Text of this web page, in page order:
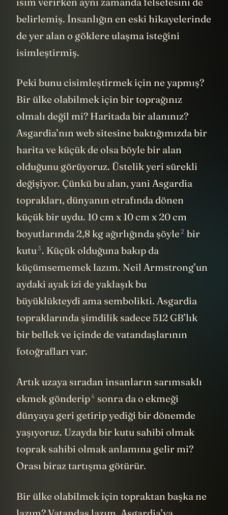
belirlemiş. İnsanlığın en eski hikayelerinde
de yer alan o göklere ulaşma isteğini
isimleştirmiş.
Peki bunu cisimleştirmek için ne yapmış?
Bir ülke olabilmek için bir toprağınız
olmalı değil mi? Haritada bir alanınız?
Asgardia’nın web sitesine baktığımızda bir
harita ve küçük de olsa böyle bir alan
olduğunu görüyoruz. Üstelik yeri sürekli
değişiyor. Çünkü bu alan, yani Asgardia
toprakları, dünyanın etrafında dönen
küçük bir uydu. 10 cm x 10 cm x 20 cm
boyutlarında 2,8 kg ağırlığında şöyle 2 bir
kutu3. Küçük olduğuna bakıp da
küçümsememek lazım. Neil Armstrong’un
aydaki ayak izi de yaklaşık bu
büyüklükteydi ama sembolikti. Asgardia
topraklarında şimdilik sadece 512 GB’lık
bir bellek ve içinde de vatandaşlarının
fotoğrafları var.
Artık uzaya sıradan insanların sarımsaklı
ekmek gönderip4 sonra da o ekmeği
dünyaya geri getirip yediği bir dönemde
yaşıyoruz. Uzayda bir kutu sahibi olmak
toprak sahibi olmak anlamına gelir mi?
Orası biraz tartışma götürür.
Bir ülke olabilmek için topraktan başka ne